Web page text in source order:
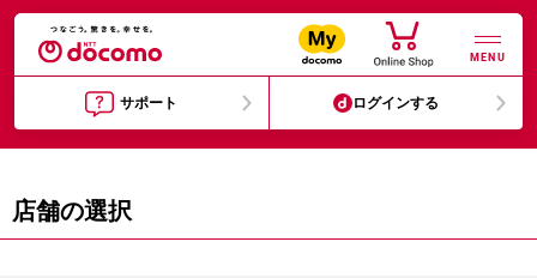
MENU
サポート ログインする
店舗の選択